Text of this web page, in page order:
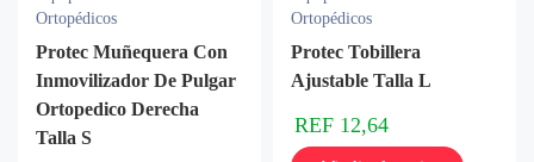
Ortopédicos
Protec Muñequera Con
Inmovilizador De Pulgar
Ortopedico Derecha
Talla S
Ortopédicos
Protec Tobillera
Ajustable Talla L
REF 12,64